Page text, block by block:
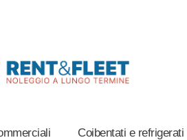
Coibentati e refrigerati